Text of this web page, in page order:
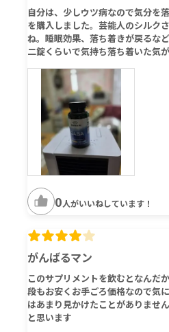
自分は、少しウツ病なので気分を
を購入しました。芸能人のシルク
ね。睡眠効果、落ち着きが戻るな
二錠くらいで気持ち落ち着いた気が
0人がいいねしています！
がんばるマン
このサプリメントを飲むとなんだ
段もお安くお手ごろ価格なので気
はあまり見かけたことがありませ
と思います